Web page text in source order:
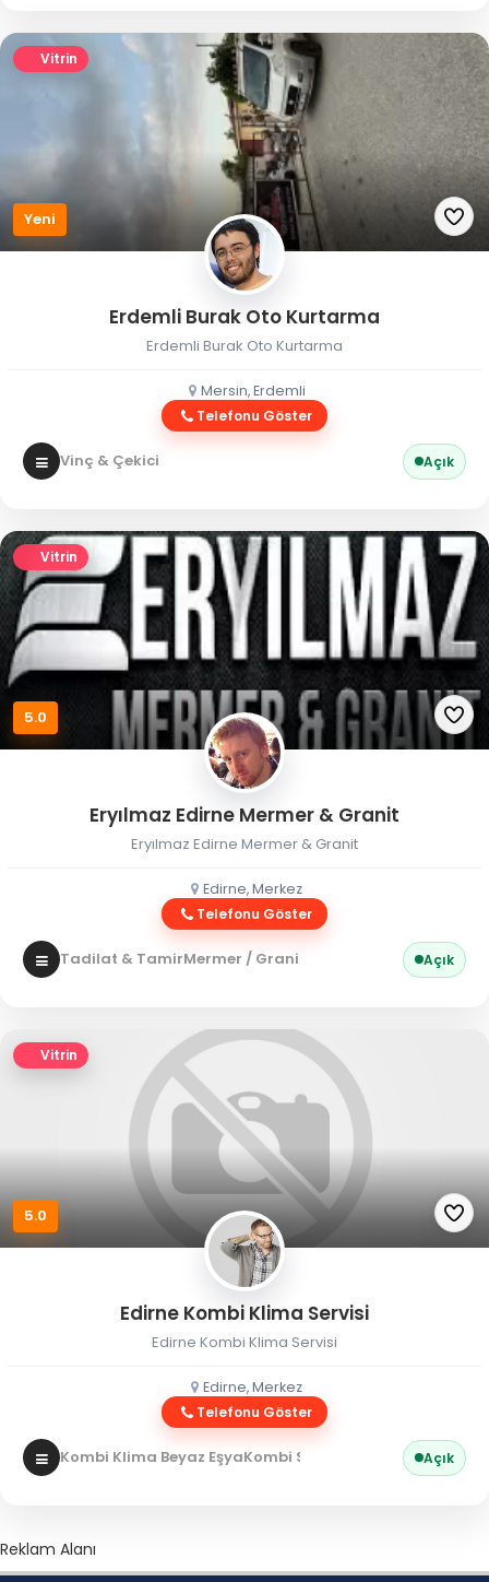
Vitrin
Yeni
Erdemli Burak Oto Kurtarma
Erdemli Burak Oto Kurtarma
Mersin, Erdemli
Telefonu Göster
Vinç & Çekici Açık
Vitrin
5.0
Eryılmaz Edirne Mermer & Granit
Eryılmaz Edirne Mermer & Granit
Edirne, Merkez
Telefonu Göster
Tadilat & TamirMermer / Granit Açık
Vitrin
5.0
Edirne Kombi Klima Servisi
Edirne Kombi Klima Servisi
Edirne, Merkez
Telefonu Göster
Kombi Klima Beyaz EşyaKombi Servisi Açık
Reklam Alanı